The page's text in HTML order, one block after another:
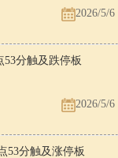
2026/5/6
53分触及跌停板
2026/5/6
53分触及涨停板